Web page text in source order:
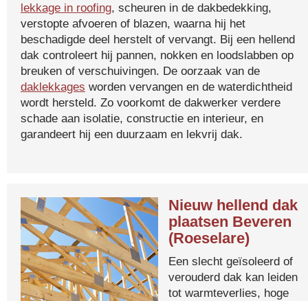
lekkage in roofing, scheuren in de dakbedekking,
verstopte afvoeren of blazen, waarna hij het
beschadigde deel herstelt of vervangt. Bij een hellend
dak controleert hij pannen, nokken en loodslabben op
breuken of verschuivingen. De oorzaak van de
daklekkages worden vervangen en de waterdichtheid
wordt hersteld. Zo voorkomt de dakwerker verdere
schade aan isolatie, constructie en interieur, en
garandeert hij een duurzaam en lekvrij dak.
Nieuw hellend dak
plaatsen Beveren
(Roeselare)
Een slecht geïsoleerd of
verouderd dak kan leiden
tot warmteverlies, hoge